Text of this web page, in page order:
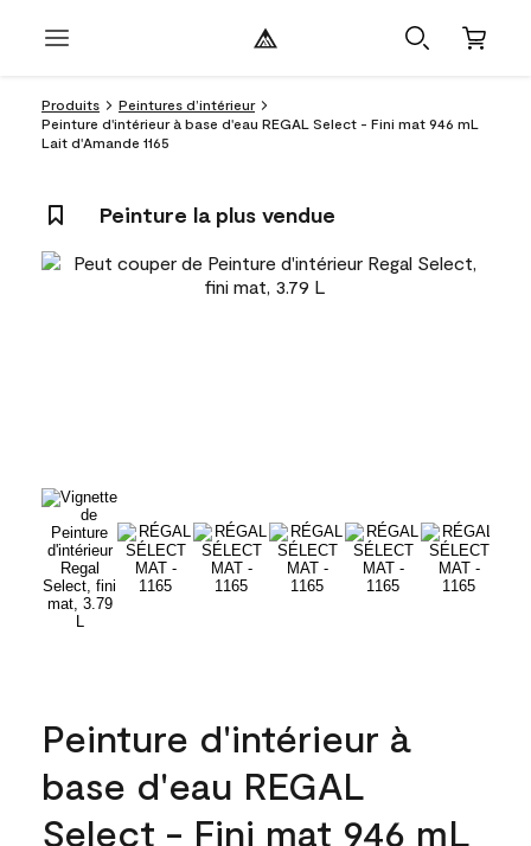
Produits
Peintures d’intérieur
Peinture d'intérieur à base d'eau REGAL Select - Fini mat 946 mL
Lait d'Amande 1165
Peinture la plus vendue
Peinture d'intérieur à
base d'eau REGAL
Select - Fini mat 946 mL